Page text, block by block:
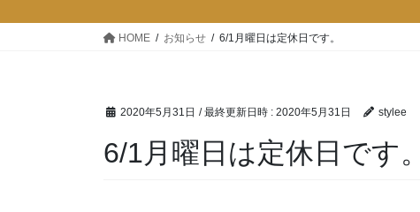
HOME お知らせ 6/1月曜日は定休日です。
2020年5月31日 / 最終更新日時 : 2020年5月31日 stylee
6/1月曜日は定休日です。